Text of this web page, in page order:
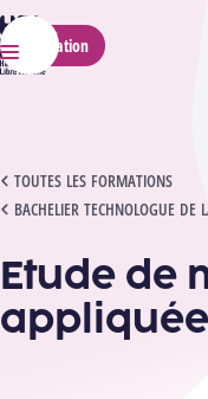
HELMo
Menu
Application
TOUTES LES FORMATIONS
BACHELIER TECHNOLOGUE DE
ETUDE DE MARCHÉ APPLIQUÉE
Etude de
appliquée